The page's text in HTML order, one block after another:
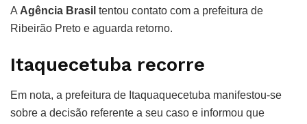
A Agência Brasil tentou contato com a prefeitura de
Ribeirão Preto e aguarda retorno.
Itaquecetuba recorre
Em nota, a prefeitura de Itaquaquecetuba manifestou-se
sobre a decisão referente a seu caso e informou que